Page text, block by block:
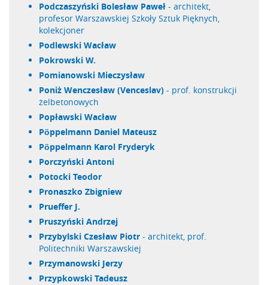
Podczaszyński Bolesław Paweł - architekt,
profesor Warszawskiej Szkoły Sztuk Pięknych,
kolekcjoner
Podlewski Wacław
Pokrowski W.
Pomianowski Mieczysław
Poniż Wenczesław (Venceslav) - prof. konstrukcji
żelbetonowych
Popławski Wacław
Pöppelmann Daniel Mateusz
Pöppelmann Karol Fryderyk
Porczyński Antoni
Potocki Teodor
Pronaszko Zbigniew
Prueffer J.
Pruszyński Andrzej
Przybylski Czesław Piotr - architekt, prof.
Politechniki Warszawskiej
Przymanowski Jerzy
Przypkowski Tadeusz